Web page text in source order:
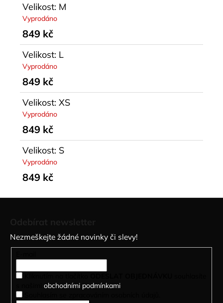
Velikost: M
Vyprodáno
849 kč
Velikost: L
Vyprodáno
849 kč
Velikost: XS
Vyprodáno
849 kč
Velikost: S
Vyprodáno
849 kč
Nezmeškejte žádné novinky či slevy!
obchodními podmínkami.